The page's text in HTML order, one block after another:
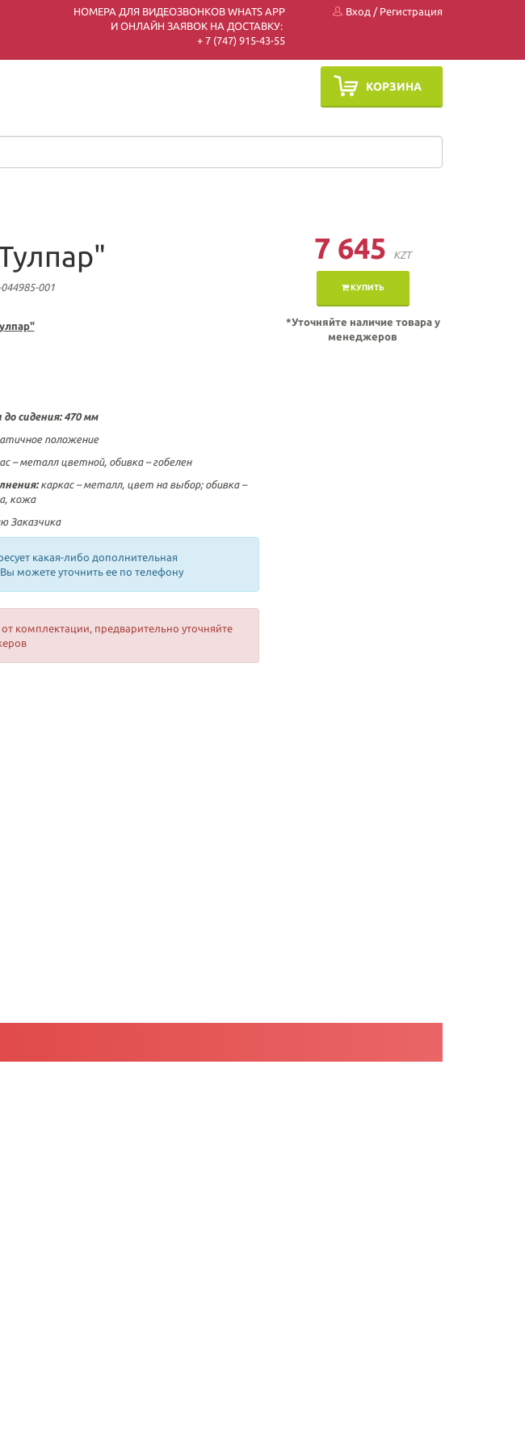
НОМЕРА ДЛЯ ВИДЕОЗВОНКОВ WHATS APP
И ОНЛАЙН ЗАЯВОК НА ДОСТАВКУ:
+ 7 (747) 915-43-55
Вход / Регистрация
КОРЗИНА
7 645 KZT
КУПИТЬ
*Уточняйте наличие товара у
менеджеров
001
сидения: 470 мм
положение
– металл цветной, обивка –гобелен
каркас – металл, цвет на выбор; обивка –
кожа
Заказчика
какая-либо дополнительная
можете уточнить ее по телефону
от комплектации, предварительно уточняйте